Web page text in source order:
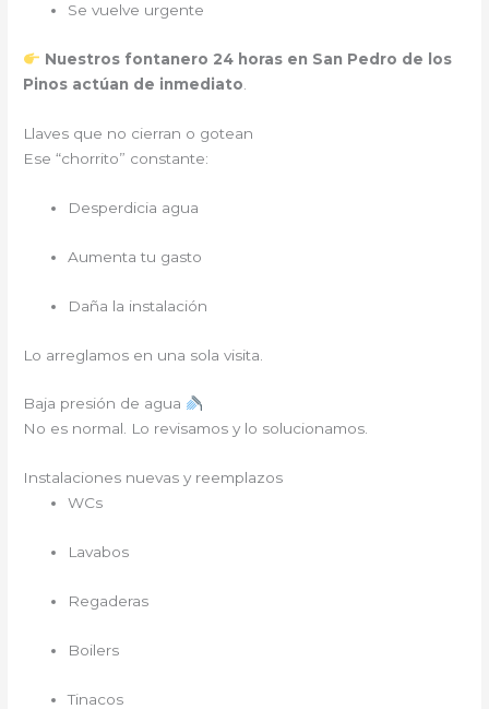
Se vuelve urgente
Nuestros fontanero 24 horas en San Pedro de los
Pinos actúan de inmediato
Llaves que no cierran o gotean
Ese “chorrito” constante:
Desperdicia agua
Aumenta tu gasto
Daña la instalación
Lo arreglamos en una sola visita.
Baja presión de agua
No es normal. Lo revisamos y lo solucionamos.
Instalaciones nuevas y reemplazos
WCs
Lavabos
Regaderas
Boilers
Tinacos